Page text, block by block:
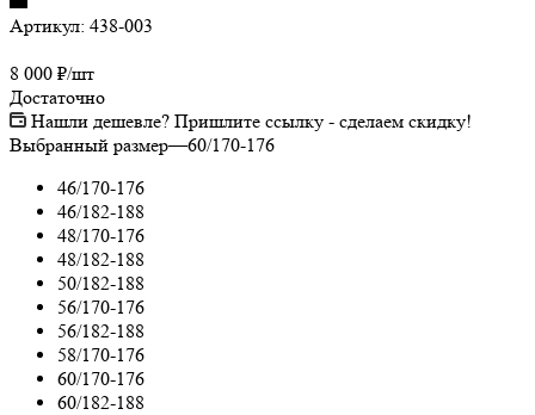
Артикул: 438-003
8 000 ₽/шт
Достаточно
Нашли дешевле? Пришлите ссылку - сделаем скидку!
Выбранный размер—60/170-176
46/170-176
46/182-188
48/170-176
48/182-188
50/182-188
56/170-176
56/182-188
58/170-176
60/170-176
60/182-188